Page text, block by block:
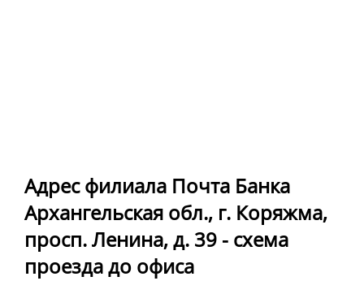
Адрес филиала Почта Банка
Архангельская обл., г. Коряжма,
просп. Ленина, д. 39 - схема
проезда до офиса